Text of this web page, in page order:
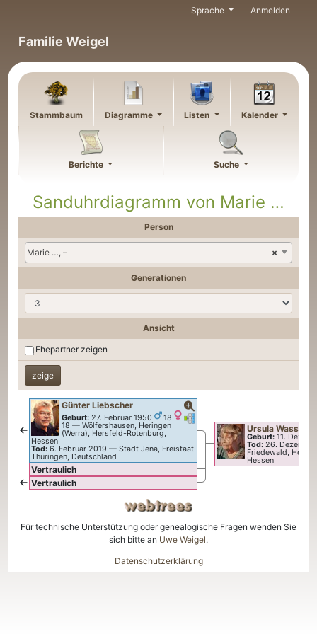
Familie Weigel
Sprache Anmelden
Stammbaum Diagramme Listen Kalender
Berichte Suche
Sanduhrdiagramm von Marie …
Person
×
Marie …, –
Generationen
Ansicht
Ehepartner zeigen
Verknüpfungen
Verknüpfungen
GünterLiebscher
Geburt: 27. Februar 1950
18
18 —Wölfershausen, Heringen
(Werra), Hersfeld-Rotenburg,
Hessen
Tod: 6. Februar 2019 —Stadt Jena, Freistaat
Thüringen, Deutschland
Vertraulich
Vertraulich
Ursula
Geburt: 11.
Tod: 26.
Friedewald,
Hessen
Für technische Unterstützung oder genealogische Fragen wenden Sie
sich bitte an Uwe Weigel.
Datenschutzerklärung